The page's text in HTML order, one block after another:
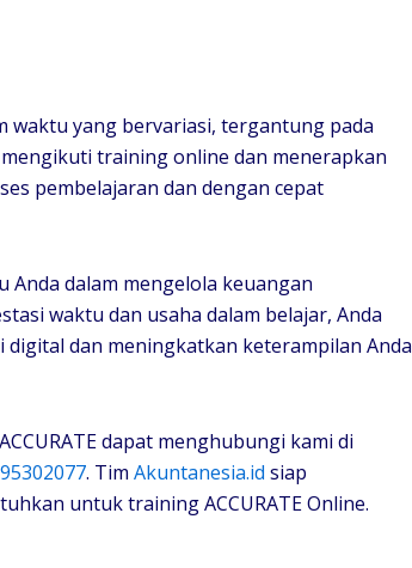
waktu yang bervariasi, tergantung pada
training online dan menerapkan
pembelajaran dan dengan cepat
dalam mengelola keuangan
waktu dan usaha dalam belajar, Anda
dan meningkatkan keterampilan Anda
dapat menghubungi kami di
. Tim Akuntanesia.id siap
untuk training ACCURATE Online.